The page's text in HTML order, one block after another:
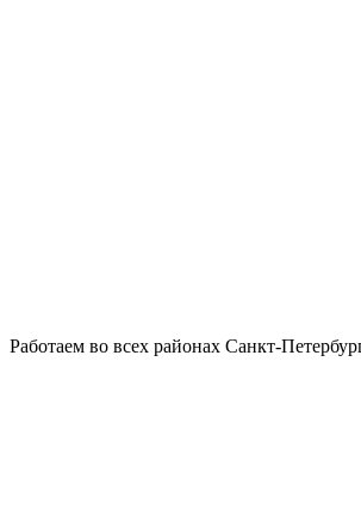
Работаем во всех районах Санкт-